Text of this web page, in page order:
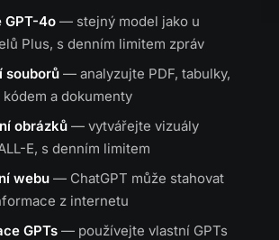
GPT-4o — stejný model jako u
Plus, s denním limitem zpráv
souborů — analyzujte PDF, tabulky,
a dokumenty
obrázků — vytvářejte vizuály
E, s denním limitem
webu — ChatGPT může stahovat
z internetu
GPTs — používejte vlastní GPTs